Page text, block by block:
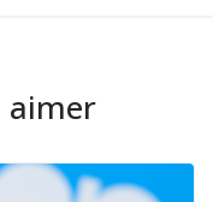
aimer